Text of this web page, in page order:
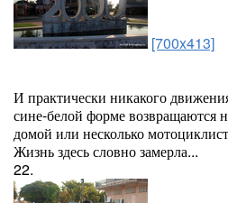
[700x413]
И практически никакого
сине-белой форме возвращаются
домой или несколько
Жизнь здесь словно замерла...
22.